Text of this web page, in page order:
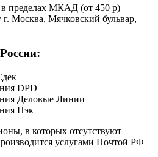
в пределах МКАД (от 450 р)
г. Москва, Мячковский бульвар,
DPD
Деловые Линии
Пэк
в которых отсутствуют
услугами Почтой РФ